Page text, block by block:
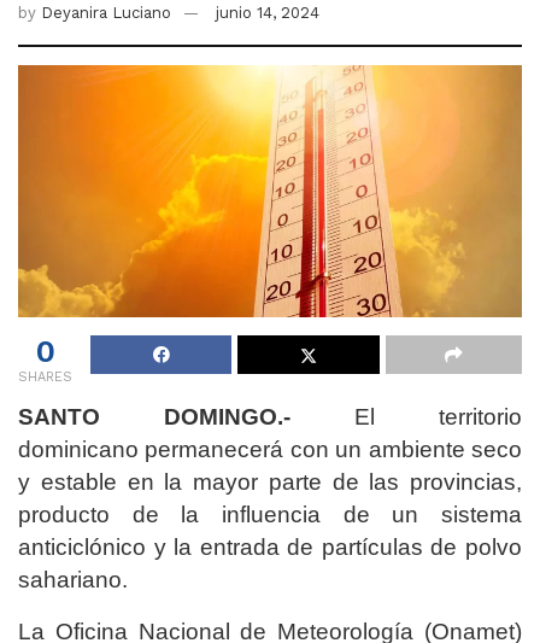
by Deyanira Luciano junio 14, 2024
0
SHARES
SANTO DOMINGO.- El territorio
dominicano permanecerá con un ambiente seco
y estable en la mayor parte de las provincias,
producto de la influencia de un sistema
anticiclónico y la entrada de partículas de polvo
sahariano.
La Oficina Nacional de Meteorología (Onamet)